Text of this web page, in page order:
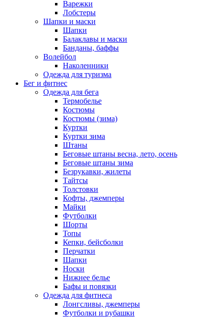
Варежки
Лобстеры
Шапки и маски
Шапки
Балаклавы и маски
Банданы, баффы
Волейбол
Наколенники
Одежда для туризма
Бег и фитнес
Одежда для бега
Термобелье
Костюмы
Костюмы (зима)
Куртки
Куртки зима
Штаны
Беговые штаны весна, лето, осень
Беговые штаны зима
Безрукавки, жилеты
Тайтсы
Толстовки
Кофты, джемперы
Майки
Футболки
Шорты
Топы
Кепки, бейсболки
Перчатки
Шапки
Носки
Нижнее белье
Бафы и повязки
Одежда для фитнеса
Лонгсливы, джемперы
Футболки и рубашки